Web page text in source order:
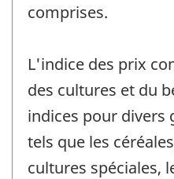
comprises.
L'indice des prix
des cultures et du
indices pour divers
tels que les
cultures spéciales,